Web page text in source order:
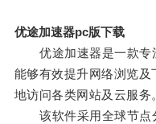
优途加速器pc版下载
优途加速器是一款专
能够有效提升网络浏览
地访问各类网站及云服务
该软件采用全球节点